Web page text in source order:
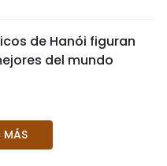
de Hanói figuran
del mundo
MÁS